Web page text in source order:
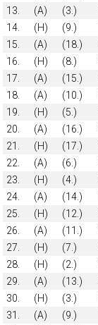
13.
(A) (3.)
14.
(H) (9.)
15.
(A) (18.)
16.
(H) (8.)
17.
(A) (15.)
18.
(A) (10.)
19.
(H) (5.)
20.
(A) (16.)
21.
(H) (17.)
22.
(A) (6.)
23.
(H) (4.)
24.
(A) (14.)
25.
(H) (12.)
26.
(A) (11.)
27.
(H) (7.)
28.
(H) (2.)
29.
(A) (13.)
30.
(H) (3.)
31.
(A) (9.)